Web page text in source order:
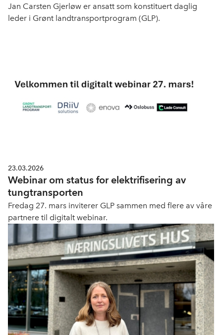
Jan Carsten Gjerløw er ansatt som konstituert daglig
leder i Grønt landtransportprogram (GLP).
23.03.2026
Webinar om status for elektrifisering av
tungtransporten
Fredag 27. mars inviterer GLP sammen med flere av våre
partnere til digitalt webinar.